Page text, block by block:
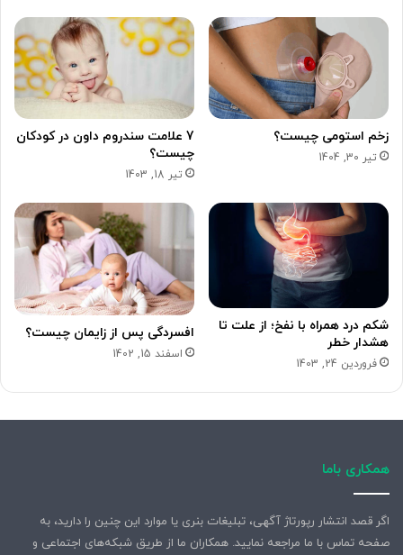
زخم استومی چیست؟
تیر 30, 1404
7 علامت سندروم داون در کودکان
چیست؟
تیر 18, 1403
شکم درد همراه با نفخ؛ از علت تا
هشدار خطر
فروردین 24, 1403
افسردگی پس از زایمان چیست؟
اسفند 15, 1402
همکاری باما
اگر قصد انتشار رپورتاژ آگهی، تبلیغات بنری یا موارد این چنین را دارید، به
صفحه تماس با ما مراجعه نمایید. همکاران ما از طریق شبکه‌های اجتماعی و